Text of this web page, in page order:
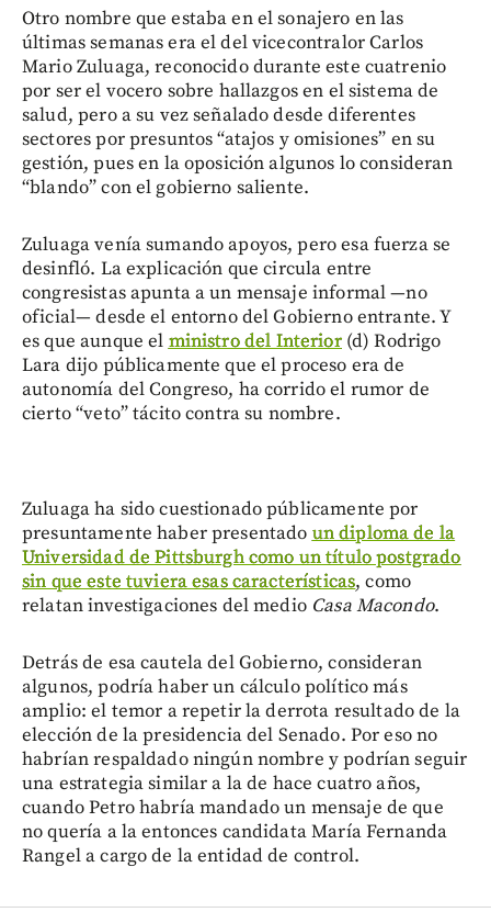
Otro nombre que estaba en el sonajero en las
últimas semanas era el del vicecontralor Carlos
Mario Zuluaga, reconocido durante este cuatrenio
por ser el vocero sobre hallazgos en el sistema de
salud, pero a su vez señalado desde diferentes
sectores por presuntos “atajos y omisiones” en su
gestión, pues en la oposición algunos lo consideran
“blando” con el gobierno saliente.
Zuluaga venía sumando apoyos, pero esa fuerza se
desinfló. La explicación que circula entre
congresistas apunta a un mensaje informal —no
oficial— desde el entorno del Gobierno entrante. Y
es que aunque elministro del Interior(d) Rodrigo
Lara dijo públicamente que el proceso era de
autonomía del Congreso, ha corrido el rumor de
cierto “veto” tácito contra su nombre.
Zuluaga ha sido cuestionado públicamente por
presuntamente haber presentadoun diploma de la
Universidad de Pittsburgh como un título postgrado
sin que este tuviera esas características, como
relatan investigaciones del medio Casa Macondo.
Detrás de esa cautela del Gobierno, consideran
algunos, podría haber un cálculo político más
amplio: el temor a repetir la derrota resultado de la
elección de la presidencia del Senado. Por eso no
habrían respaldado ningún nombre y podrían seguir
una estrategia similar a la de hace cuatro años,
cuando Petro habría mandado un mensaje de que
no quería a la entonces candidata María Fernanda
Rangel a cargo de la entidad de control.